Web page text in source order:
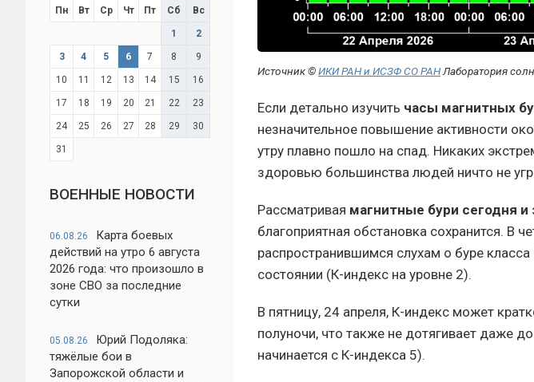
Пн
Вт Ср Чт Пт Сб Вс
1 2
3 4 5 6 7 8 9
10 11 12 13 14 15 16
17 18 19 20 21 22 23
24 25 26 27 28 29 30
31
ВОЕННЫЕ НОВОСТИ
06.08.26
Карта боевых
действий на утро 6 августа
2026 года: что произошло в
зоне СВО за последние
сутки
05.08.26
Юрий Подоляка:
тяжёлые бои в
Запорожской области и
Источник ©ИКИ РАН и ИСЗФ СО РАНЛаборатория
Если детально изучить часы магнитных
незначительное повышение активности
утру плавно пошло на спад. Никаких
здоровью большинства людей ничто не
Рассматривая магнитные бури сегодня и
благоприятная обстановка сохранится. В
распространившимся слухам о буре
состоянии (К-индекс на уровне 2).
В пятницу, 24 апреля, К-индекс может
полуночи, что также не дотягивает даже
начинается с К-индекса 5).